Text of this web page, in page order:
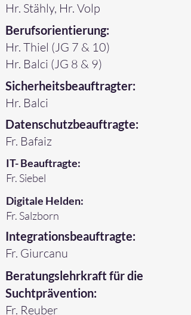
Berufsorientierung:
Hr. Thiel (JG 7 & 10)
Hr. Balci (JG 8 & 9)
Sicherheitsbeauftragter:
Hr. Balci
Datenschutzbeauftragte:
Fr. Bafaiz
Hr. Stähly, Hr. Volp
IT- Beauftragte:
Fr. Siebel
Digitale Helden:
Fr. Salzborn
Integrationsbeauftragte:
Fr. Giurcanu
Beratungslehrkraft für die
Suchtprävention:
Fr. Reuber